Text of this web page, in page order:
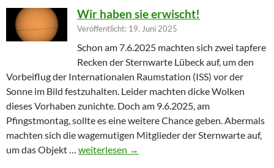
Wir haben sie erwischt!
Veröffentlicht: 19. Juni 2025
Schon am 7.6.2025 machten sich zwei tapfere
Recken der Sternwarte Lübeck auf, um den
Vorbeiflug der Internationalen Raumstation (ISS) vor der
Sonne im Bild festzuhalten. Leider machten dicke Wolken
dieses Vorhaben zunichte. Doch am 9.6.2025, am
Pfingstmontag, sollte es eine weitere Chance geben. Abermals
machten sich die wagemutigen Mitglieder der Sternwarte auf,
um das Objekt … Wir haben sie erwischt!
weiterlesen →